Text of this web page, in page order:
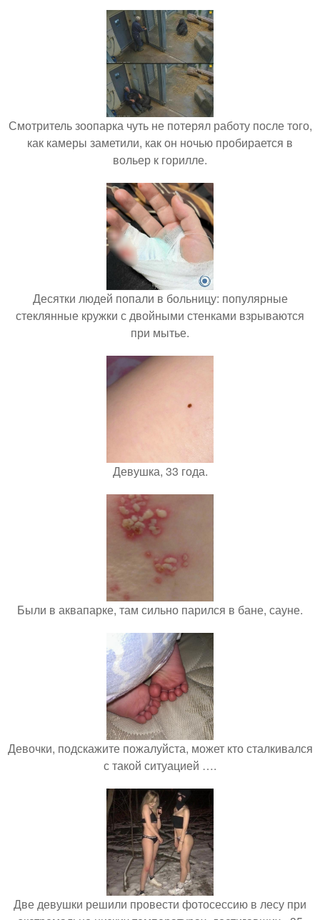
Смотритель зоопарка чуть не потерял работу после того,
как камеры заметили, как он ночью пробирается в
вольер к горилле.
Десятки людей попали в больницу: популярные
стеклянные кружки с двойными стенками взрываются
при мытье.
Девушка, 33 года.
Были в аквапарке, там сильно парился в бане, сауне.
Девочки, подскажите пожалуйста, может кто сталкивался
с такой ситуацией ….
Две девушки решили провести фотосессию в лесу при